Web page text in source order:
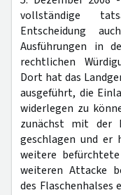
vollständige
Entscheidung
Ausführungen in
rechtlichen
Dort hat das
ausgeführt, die
widerlegen zu
zunächst mit der
geschlagen und er
weitere
weiteren Attacke
des Flaschenhalses